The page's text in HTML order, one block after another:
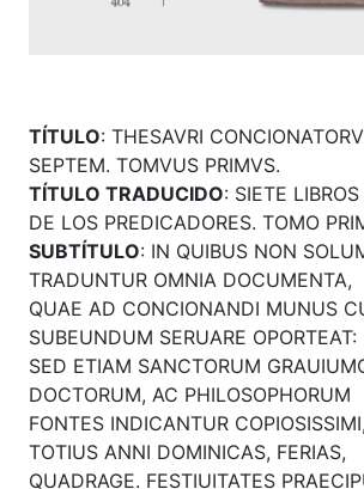
TÍTULO: THESAVRI
SEPTEM. TOMVUS PRIMVS.
TÍTULO TRADUCIDO: SIETE
DE LOS PREDICADORES. TOMO
SUBTÍTULO: IN QUIBUS NON
TRADUNTUR OMNIA DOCUMENTA,
QUAE AD CONCIONANDI MUNUS
SUBEUNDUM SERUARE OPORTEAT:
SED ETIAM SANCTORUM
DOCTORUM, AC PHILOSOPHORUM
FONTES INDICANTUR
TOTIUS ANNI DOMINICAS, FERIAS,
QUADRAGE. FESTIUITATES